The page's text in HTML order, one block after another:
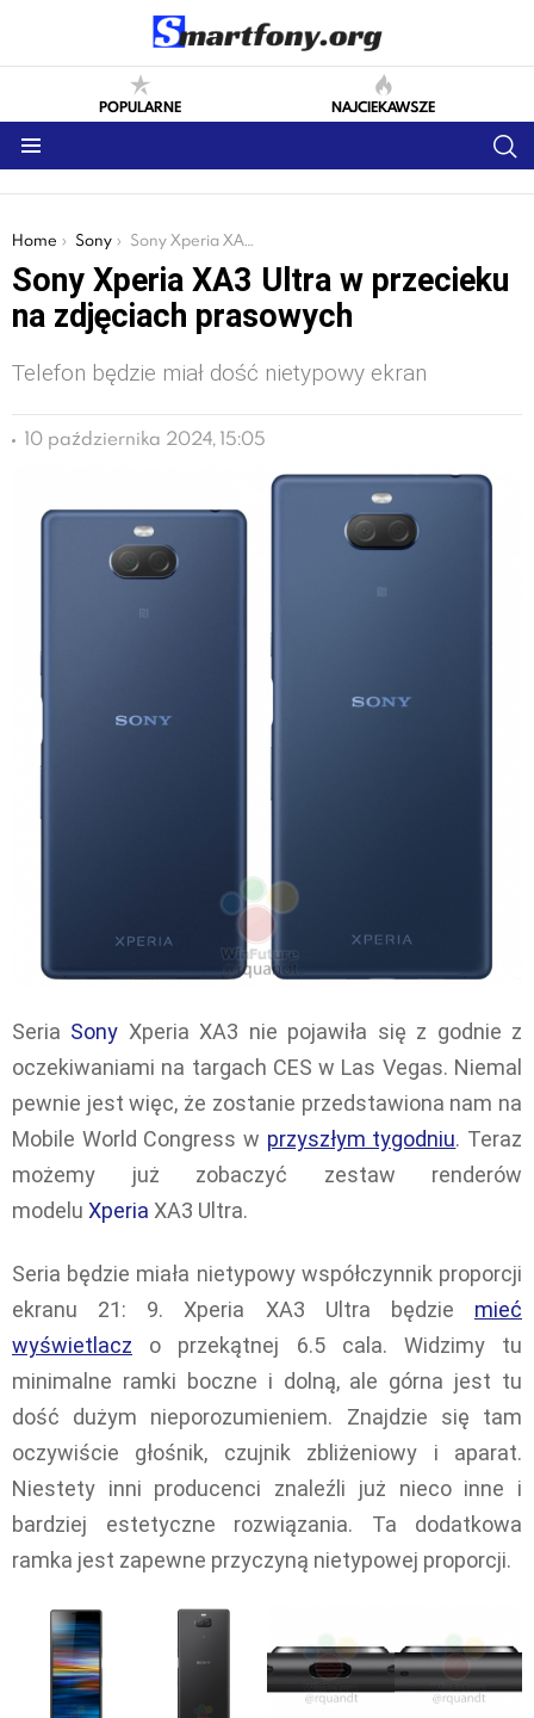
POPULARNE NAJCIEKAWSZE
You are here:
Home Sony Sony Xperia XA3 Ultra w przecieku na zdjęciach prasowych
Sony Xperia XA3 Ultra w przecieku
na zdjęciach prasowych
Telefon będzie miał dość nietypowy ekran
10 października 2024, 15:05
Seria Sony Xperia XA3 nie pojawiła się z godnie z
oczekiwaniami na targach CES w Las Vegas. Niemal
pewnie jest więc, że zostanie przedstawiona nam na
Mobile World Congress w przyszłym tygodniu. Teraz
możemy już zobaczyć zestaw renderów
modelu Xperia XA3 Ultra.
Seria będzie miała nietypowy współczynnik proporcji
ekranu 21: 9. Xperia XA3 Ultra będzie mieć
wyświetlacz o przekątnej 6.5 cala. Widzimy tu
minimalne ramki boczne i dolną, ale górna jest tu
dość dużym nieporozumieniem. Znajdzie się tam
oczywiście głośnik, czujnik zbliżeniowy i aparat.
Niestety inni producenci znaleźli już nieco inne i
bardziej estetyczne rozwiązania. Ta dodatkowa
ramka jest zapewne przyczyną nietypowej proporcji.